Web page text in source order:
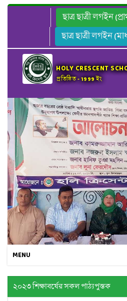
ছাত্র ছাত্রী লগইন
ছাত্র ছাত্রী লগইন
HOLY CRESCENT
প্রতিষ্ঠিত - 1999 ইং
Previous
MENU
২০২৩ শিক্ষাবর্ষের সকল পাঠ্যপুস্তক